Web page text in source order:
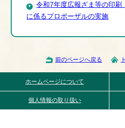
令和7年度広報ざま等の印刷
に係るプロポーザルの実施
前のページへ戻る
ホームページについて
個人情報の取り扱い